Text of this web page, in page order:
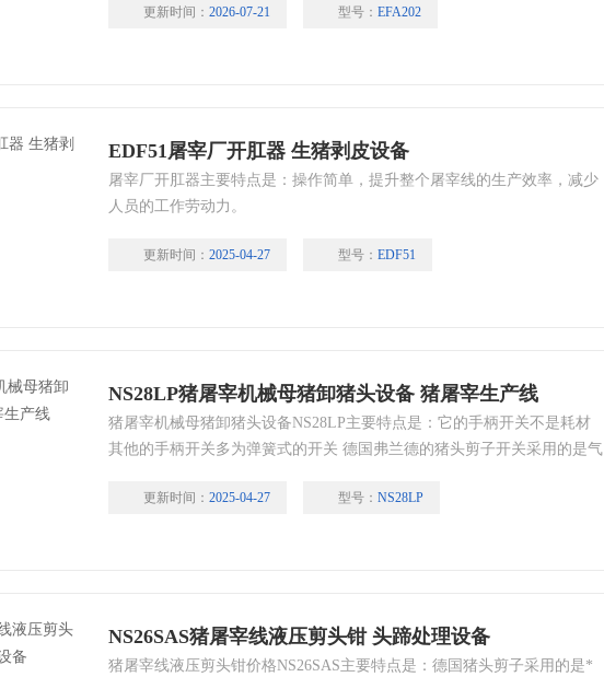
头，气动切割，安全，环保。
更新时间： 2026-07-21 型号： EFA202
EDF51屠宰厂开肛器 生猪剥皮设备
屠宰厂开肛器主要特点是：操作简单，提升整个屠宰线的生产效率，减少
人员的工作劳动力。
更新时间： 2025-04-27 型号： EDF51
NS28LP猪屠宰机械母猪卸猪头设备 猪屠宰生产线
猪屠宰机械母猪卸猪头设备NS28LP主要特点是：它的手柄开关不是耗材
其他的手柄开关多为弹簧式的开关 德国弗兰德的猪头剪子开关采用的是气
更新时间： 2025-04-27 型号： NS28LP
NS26SAS猪屠宰线液压剪头钳 头蹄处理设备
猪屠宰线液压剪头钳价格NS26SAS主要特点是：德国猪头剪子采用的是*